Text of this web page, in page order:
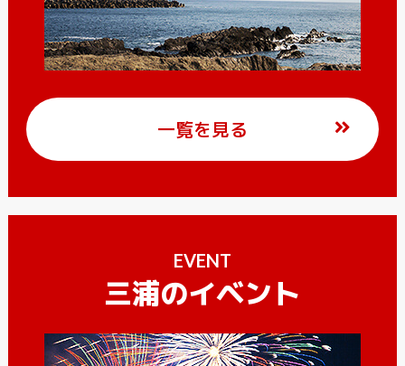
一覧を見る
EVENT
三浦のイベント